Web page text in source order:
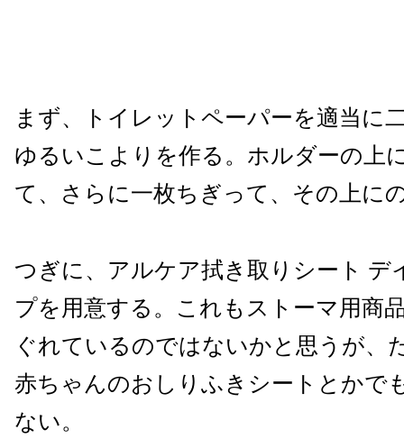
まず、トイレットペーパーを適当に
ゆるいこよりを作る。ホルダーの上
て、さらに一枚ちぎって、その上に
つぎに、アルケア拭き取りシート デ
プを用意する。これもストーマ用商
ぐれているのではないかと思うが、
赤ちゃんのおしりふきシートとかで
ない。